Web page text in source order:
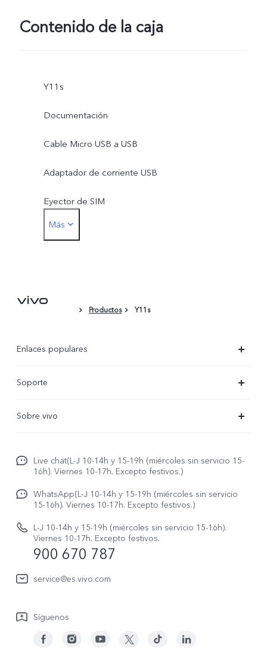
Contenido de la caja
Y11s
Documentación
Cable Micro USB a USB
Adaptador de corriente USB
Eyector de SIM
Película protectora (aplicada)
Más
Productos Y11s
Enlaces populares
X300
V70 5G
V70 FE
Y31 5G
Soporte
Autenticación de IMEI
Gestión de reparaciones
Manual de usuario
Actualización de sistema
Actualizar registro
Instrucciones de Garantía
Sobre vivo
Netiqueta vivo
Avisos legales
Acerca de nosotros
Sostenibilidad
Centro de privacidad de vivo
Live chat(L-J 10-14h y 15-19h (miércoles sin servicio 15-
16h). Viernes 10-17h. Excepto festivos.)
WhatsApp(L-J 10-14h y 15-19h (miércoles sin servicio
15-16h). Viernes 10-17h. Excepto festivos.)
L-J 10-14h y 15-19h (miércoles sin servicio 15-16h).
Viernes 10-17h. Excepto festivos.
900 670 787
service@es.vivo.com
Síguenos